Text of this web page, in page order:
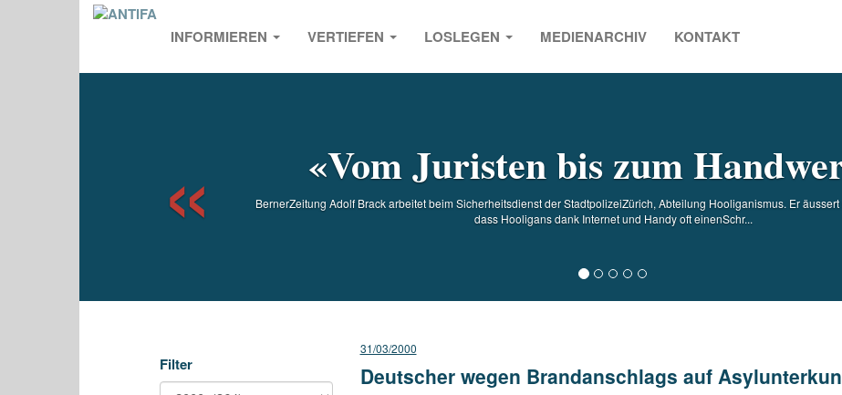
INFORMIEREN VERTIEFEN LOSLEGEN MEDIENARCHIV KONTAKT
«Vom Juristen bis zum
BernerZeitung Adolf Brack arbeitet beim Sicherheitsdienst der StadtpolizeiZürich, Abteilung Hooliganismus. Er
dass Hooligans dank Internet und Handy oft einenSchr...
Filter
31/03/2000
Deutscher wegen Brandanschlags auf